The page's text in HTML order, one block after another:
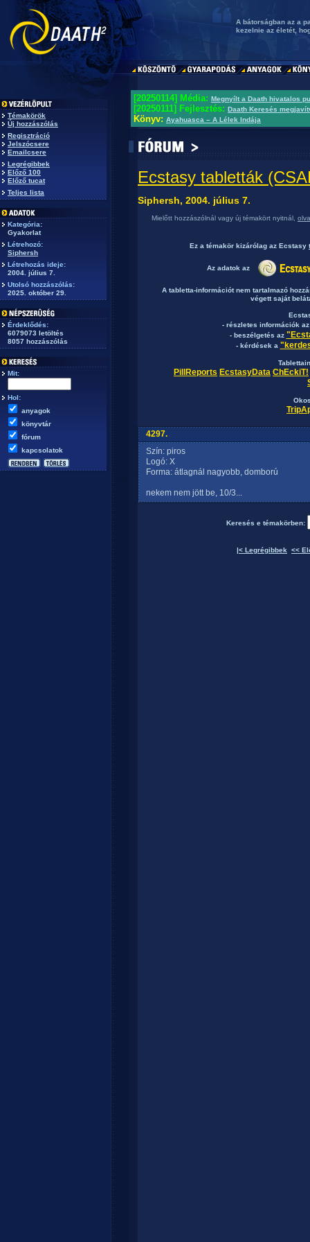
A bátorságban az a
kezelnie az életét,
Témakörök
Új hozzászólás
Regisztráció
Jelszócsere
Emailcsere
Legrégibbek
Előző 100
Előző tucat
Teljes lista
Kategória:
Gyakorlat
Létrehozó:
Siphersh
Létrehozás ideje:
2004. július 7.
Utolsó hozzászólás:
2025. október 29.
Érdeklődés:
6079073 letöltés
8057 hozzászólás
Mit:
Hol:
anyagok
könyvtár
fórum
kapcsolatok
[20250114] Média: Megnyílt a Daath hivatalos
[20250111] Fejlesztés: Daath Keresés
Könyv: Ayahuasca – A Lélek Indája
Ecstasy tabletták
Siphersh, 2004. július 7.
Mielőtt hozzászólnál vagy új témakört nyitnál,
Ez a témakör kizárólag az Ecstasy
Az adatok az
A tabletta-információt nem tartalmazó
végett saját
- részletes információk
- beszélgetés az
- kérdések a
PillReports EcstasyData ChEckiT!
4297.
Szín: piros
Logó: X
Forma: átlagnál nagyobb, domború
nekem nem jött be, 10/3...
Keresés e témakörben:
|< Legrégibbek <<